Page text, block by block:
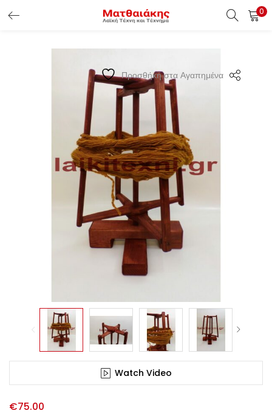
0
Προσθήκη στα Αγαπημένα
Watch Video
€75.00
ΕΊΣΟΔΟΣ ΠΕΛΑΤΏΝ
Υπενθύμιση κωδικού
Είσοδος Πελατών
Χάσατε τον κωδικό σας ?